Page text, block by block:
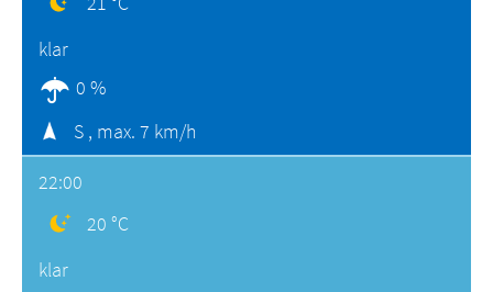
klar
0 %
S , max. 7 km/h
22:00
20 °C
klar